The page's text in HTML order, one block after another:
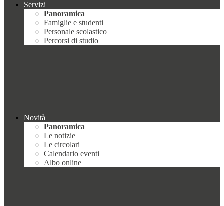
Servizi
Panoramica
Famiglie e studenti
Personale scolastico
Percorsi di studio
Novità
Panoramica
Le notizie
Le circolari
Calendario eventi
Albo online